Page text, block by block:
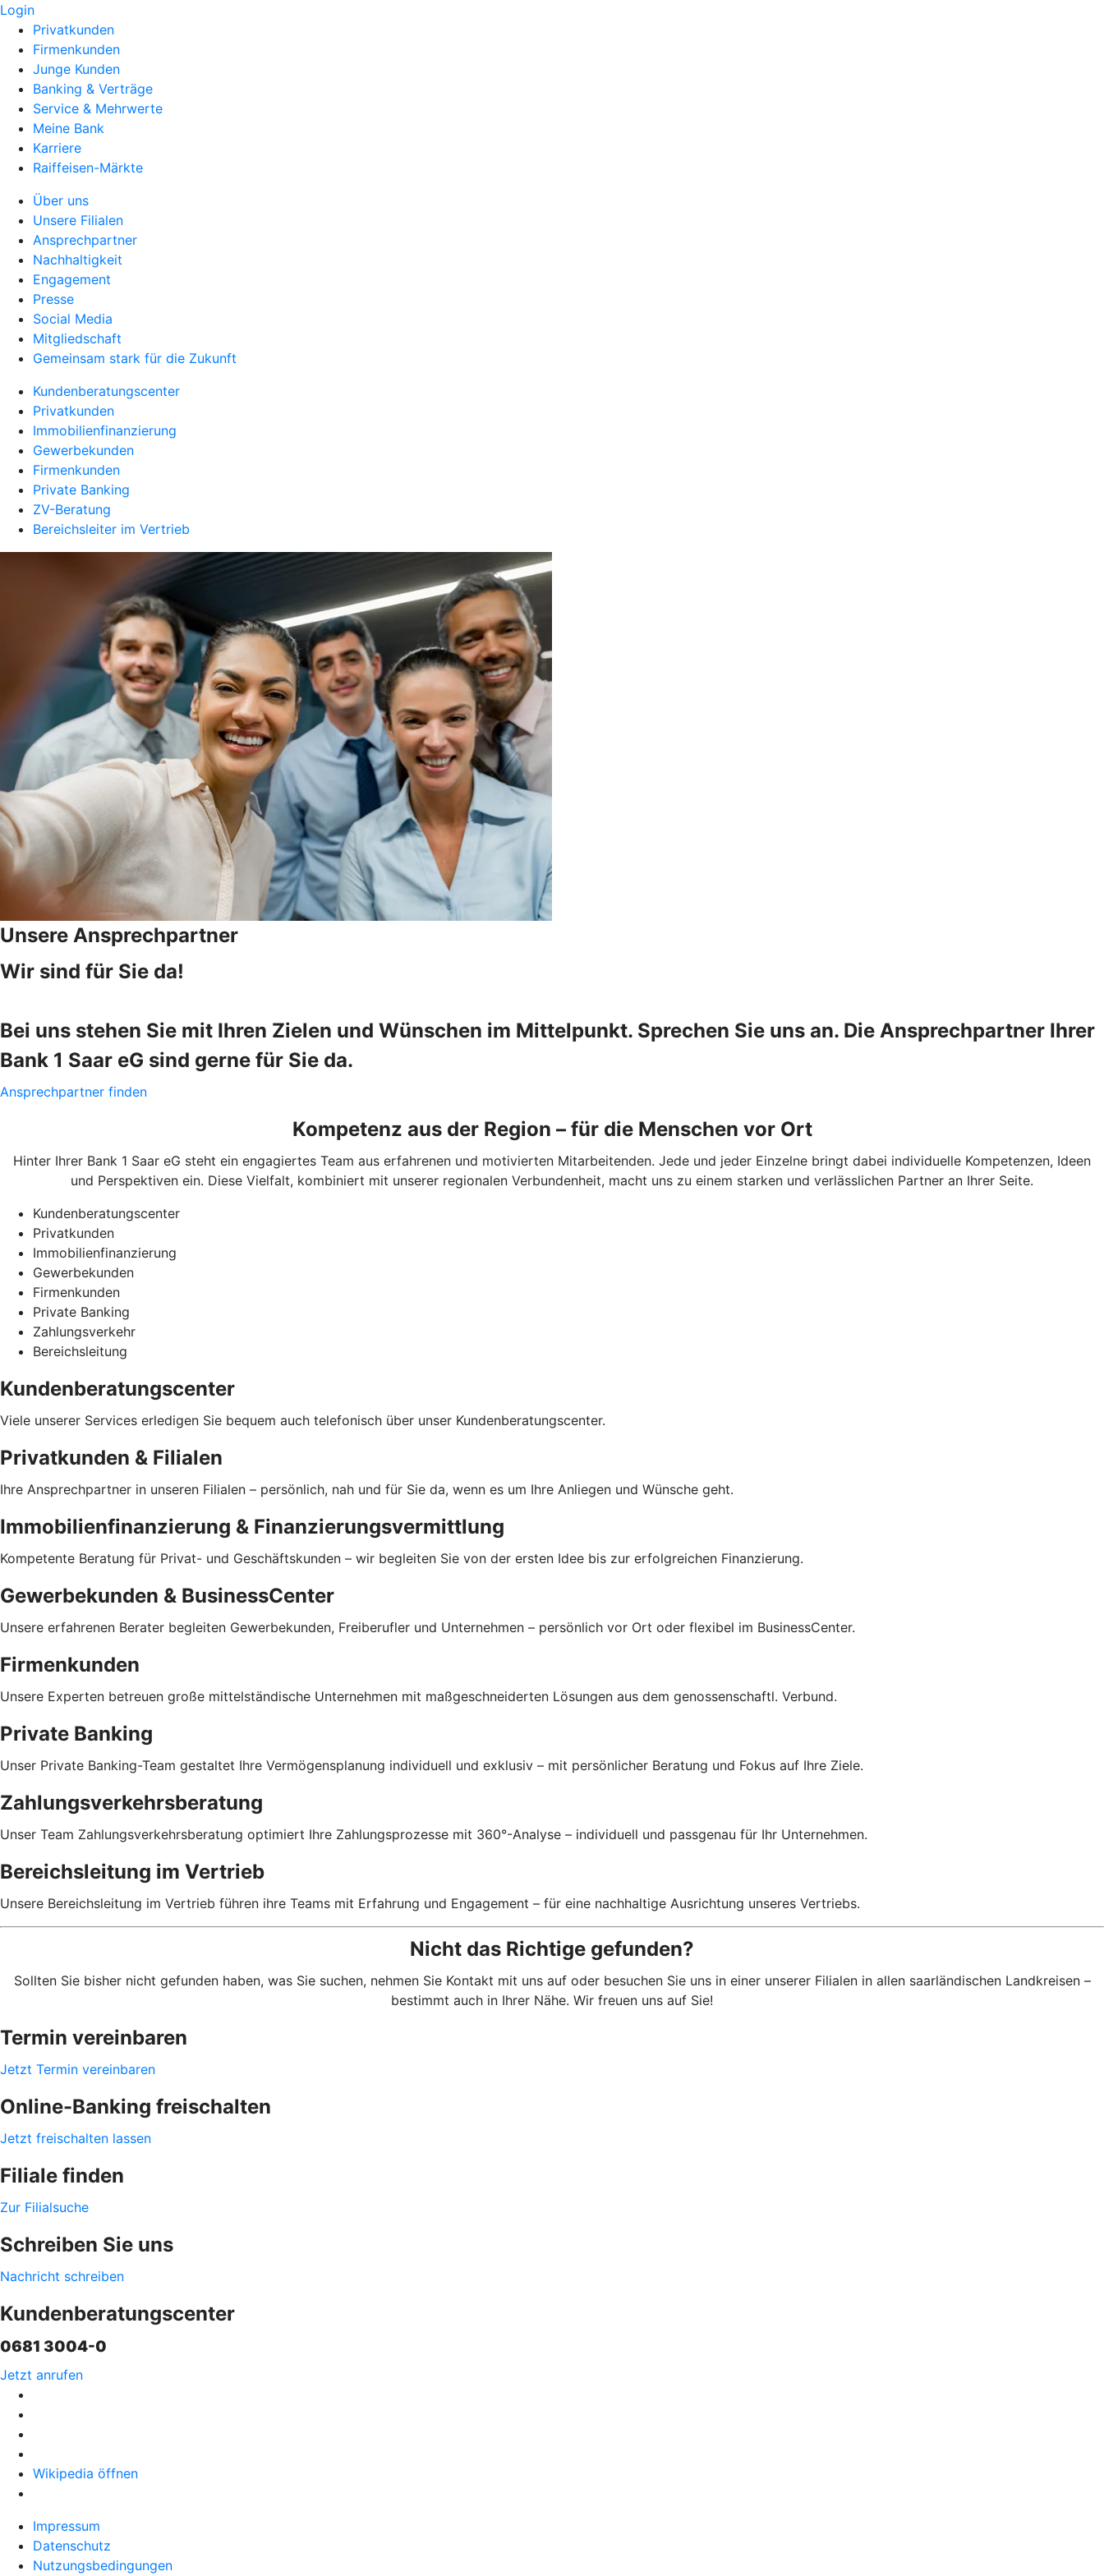
Login
Privatkunden
Firmenkunden
Junge Kunden
Banking & Verträge
Service & Mehrwerte
Meine Bank
Karriere
Raiffeisen-Märkte
Über uns
Unsere Filialen
Ansprechpartner
Nachhaltigkeit
Engagement
Presse
Social Media
Mitgliedschaft
Gemeinsam stark für die Zukunft
Kundenberatungscenter
Privatkunden
Immobilienfinanzierung
Gewerbekunden
Firmenkunden
Private Banking
ZV-Beratung
Bereichsleiter im Vertrieb
Unsere Ansprechpartner
Wir sind für Sie da!
Bei uns stehen Sie mit Ihren Zielen und Wünschen im Mittelpunkt. Sprechen Sie uns an. Die Ansprechpartner Ihrer
Bank 1 Saar eG sind gerne für Sie da.
Ansprechpartner finden
Kompetenz aus der Region – für die Menschen vor Ort
Hinter Ihrer Bank 1 Saar eG steht ein engagiertes Team aus erfahrenen und motivierten Mitarbeitenden. Jede und jeder Einzelne bringt dabei individuelle Kompetenzen, Ideen
und Perspektiven ein. Diese Vielfalt, kombiniert mit unserer regionalen Verbundenheit, macht uns zu einem starken und verlässlichen Partner an Ihrer Seite.
Kundenberatungscenter
Privatkunden
Immobilienfinanzierung
Gewerbekunden
Firmenkunden
Private Banking
Zahlungsverkehr
Bereichsleitung
Kundenberatungscenter
Viele unserer Services erledigen Sie bequem auch telefonisch über unser Kundenberatungscenter.
Privatkunden & Filialen
Ihre Ansprechpartner in unseren Filialen – persönlich, nah und für Sie da, wenn es um Ihre Anliegen und Wünsche geht.
Immobilienfinanzierung & Finanzierungsvermittlung
Kompetente Beratung für Privat- und Geschäftskunden – wir begleiten Sie von der ersten Idee bis zur erfolgreichen Finanzierung.
Gewerbekunden & BusinessCenter
Unsere erfahrenen Berater begleiten Gewerbekunden, Freiberufler und Unternehmen – persönlich vor Ort oder flexibel im BusinessCenter.
Firmenkunden
Unsere Experten betreuen große mittelständische Unternehmen mit maßgeschneiderten Lösungen aus dem genossenschaftl. Verbund.
Private Banking
Unser Private Banking-Team gestaltet Ihre Vermögensplanung individuell und exklusiv – mit persönlicher Beratung und Fokus auf Ihre Ziele.
Zahlungsverkehrsberatung
Unser Team Zahlungsverkehrsberatung optimiert Ihre Zahlungsprozesse mit 360°-Analyse – individuell und passgenau für Ihr Unternehmen.
Bereichsleitung im Vertrieb
Unsere Bereichsleitung im Vertrieb führen ihre Teams mit Erfahrung und Engagement – für eine nachhaltige Ausrichtung unseres Vertriebs.
Nicht das Richtige gefunden?
Sollten Sie bisher nicht gefunden haben, was Sie suchen, nehmen Sie Kontakt mit uns auf oder besuchen Sie uns in einer unserer Filialen in allen saarländischen Landkreisen –
bestimmt auch in Ihrer Nähe. Wir freuen uns auf Sie!
Termin vereinbaren
Jetzt Termin vereinbaren
Online-Banking freischalten
Jetzt freischalten lassen
Filiale finden
Zur Filialsuche
Schreiben Sie uns
Nachricht schreiben
Kundenberatungscenter
0681 3004-0
Jetzt anrufen
Wikipedia öffnen
Impressum
Datenschutz
Nutzungsbedingungen